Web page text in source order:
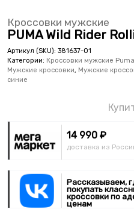
Кроссовки мужские
PUMA Wild Rider
Артикул (SKU): 381637-01
Категории: Кроссовки мужские Puma
Мужские кроссовки, Мужские
синие
14 990 ₽
доставка из
Рассказываем,
покупать
кроссовки по
ценам